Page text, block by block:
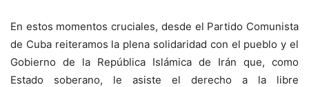
En estos momentos cruciales, desde el Partido Comunista
de Cuba reiteramos la plena solidaridad con el pueblo y el
Gobierno de la República Islámica de Irán que, como
Estado soberano, le asiste el derecho a la libre